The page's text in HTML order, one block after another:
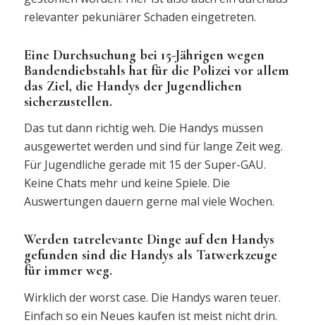
relevanter pekuniärer Schaden eingetreten.
Eine Durchsuchung bei 15-Jährigen wegen
Bandendiebstahls hat für die Polizei vor allem
das Ziel, die Handys der Jugendlichen
sicherzustellen.
Das tut dann richtig weh. Die Handys müssen
ausgewertet werden und sind für lange Zeit weg.
Für Jugendliche gerade mit 15 der Super-GAU.
Keine Chats mehr und keine Spiele. Die
Auswertungen dauern gerne mal viele Wochen.
Werden tatrelevante Dinge auf den Handys
gefunden sind die Handys als Tatwerkzeuge
für immer weg.
Wirklich der worst case. Die Handys waren teuer.
Einfach so ein Neues kaufen ist meist nicht drin.